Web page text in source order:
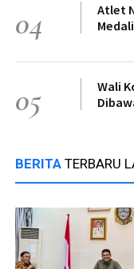
04
Atlet
05
Wali
BERITA TERBARU